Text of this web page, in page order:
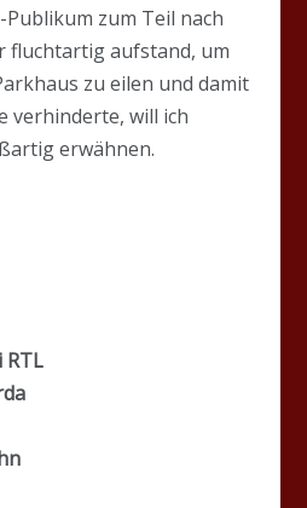
Publikum zum Teil nach
fluchtartig aufstand, um
zu eilen und damit
verhinderte, will ich
erwähnen.
RTL